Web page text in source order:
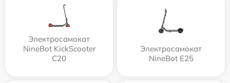
Электросамокат
NineBot KickScooter
C20
Электросамокат
NineBot E25